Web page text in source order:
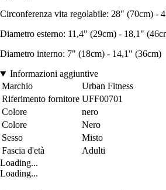
Circonferenza vita regolabile: 28" (70cm) -
Diametro esterno: 11,4" (29cm) - 18,1"
Diametro interno: 7" (18cm) - 14,1" (36cm)
Informazioni aggiuntive
Marchio
Urban Fitness
Riferimento fornitore UFF00701
Colore
nero
Colore
Nero
Sesso
Misto
Fascia d'età
Adulti
Loading...
Loading...